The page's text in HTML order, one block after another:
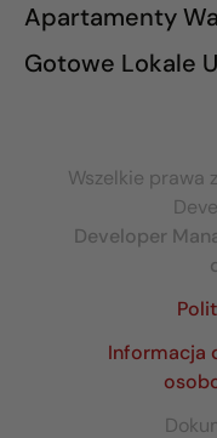
Apartamenty
Gotowe Lokale
Wszelkie prawa
Developer
Informacja